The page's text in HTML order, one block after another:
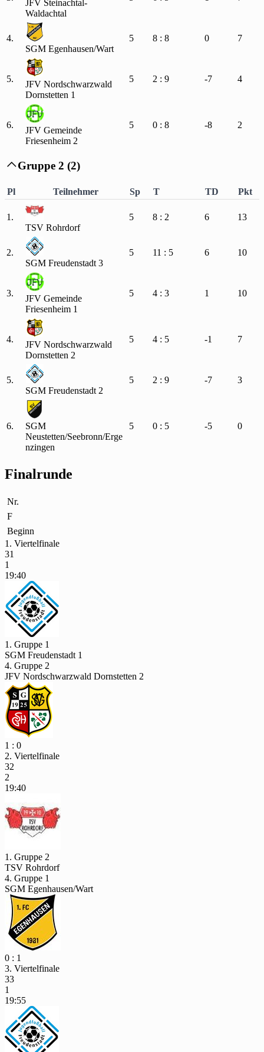
JFV Steinachtal-
Waldachtal
4.
SGM Egenhausen/Wart
5 8 : 8 0 7
5.
JFV Nordschwarzwald
Dornstetten 1
5 2 : 9 -7 4
6.
JFV Gemeinde
Friesenheim 2
5 0 : 8 -8 2
 Gruppe 2 (2)
Pl Teilnehmer Sp T TD Pkt
1.
TSV Rohrdorf
5 8 : 2 6 13
2.
SGM Freudenstadt 3
5 11 : 5 6 10
3.
JFV Gemeinde
Friesenheim 1
5 4 : 3 1 10
4.
JFV Nordschwarzwald
Dornstetten 2
5 4 : 5 -1 7
5.
SGM Freudenstadt 2
5 2 : 9 -7 3
6.
SGM
Neustetten/Seebronn/Erge
nzingen
5 0 : 5 -5 0
Finalrunde
Nr.
F
Beginn
1. Viertelfinale
31
1
19:40
1. Gruppe 1
SGM Freudenstadt 1
4. Gruppe 2
JFV Nordschwarzwald Dornstetten 2
1 : 0
2. Viertelfinale
32
2
19:40
1. Gruppe 2
TSV Rohrdorf
4. Gruppe 1
SGM Egenhausen/Wart
0 : 1
3. Viertelfinale
33
1
19:55